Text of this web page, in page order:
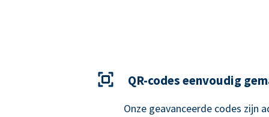
QR-codes eenvoudig
Onze geavanceerde codes zijn